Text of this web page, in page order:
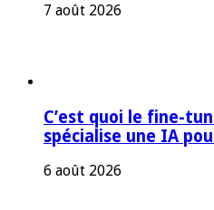
7 août 2026
C’est quoi le fine-
spécialise une IA
6 août 2026